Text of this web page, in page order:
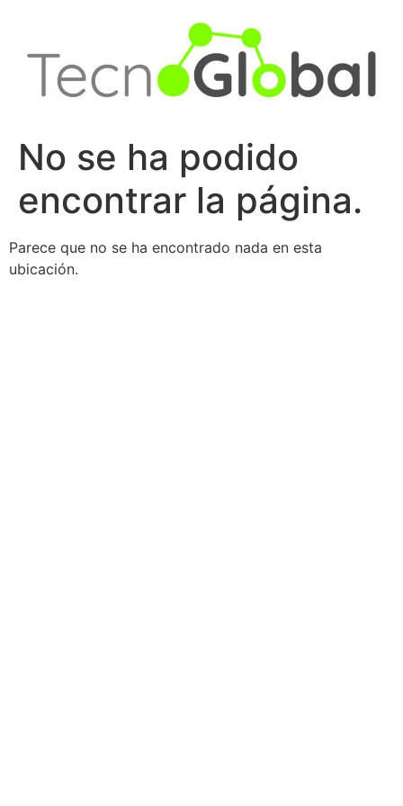
contenido
No se ha podido
encontrar la página.
Parece que no se ha encontrado nada en esta
ubicación.